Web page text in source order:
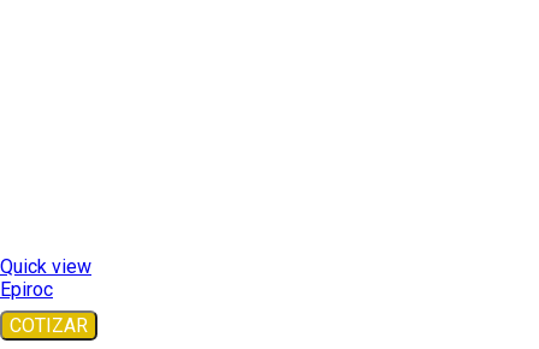
Quick view
Epiroc
COTIZAR